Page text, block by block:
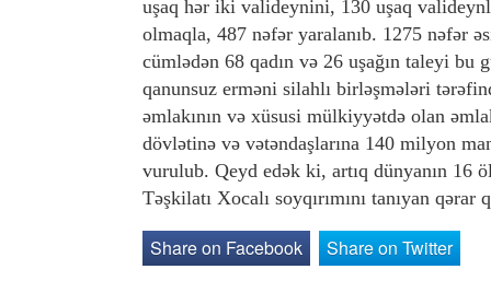
uşaq hər iki valideynini, 130 uşaq
olmaqla, 487 nəfər yaralanıb. 1275 nəfər
cümlədən 68 qadın və 26 uşağın taleyi bu
qanunsuz erməni silahlı birləşmələri
əmlakının və xüsusi mülkiyyətdə olan
dövlətinə və vətəndaşlarına 140 milyon
vurulub. Qeyd edək ki, artıq dünyanın 16
Təşkilatı Xocalı soyqırımını tanıyan
Share on Facebook Share on Twitter